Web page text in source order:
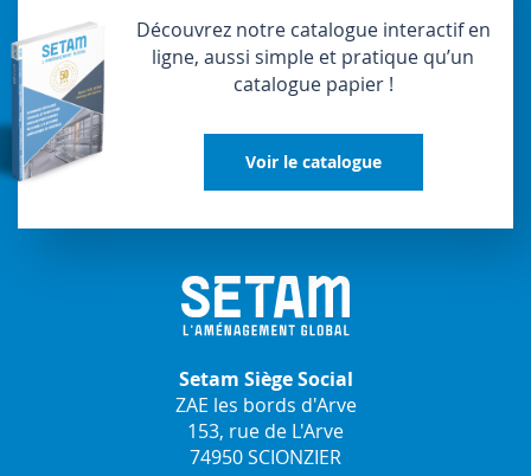
Découvrez notre catalogue interactif en
ligne, aussi simple et pratique qu’un
catalogue papier !
Voir le catalogue
Setam Siège Social
ZAE les bords d'Arve
153, rue de L'Arve
74950 SCIONZIER